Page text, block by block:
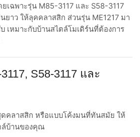
เฉพาะรุ่น M85-3117 และ S58-3117
าว ให้ลุคคลาสสิก ส่วนรุ่น ME1217 มา
เหมาะกับบ้านสไตล์โมเดิร์นที่ต้องการ
S58-3117 และ
ดคลาสสิก หรือแบบโค้งมนที่ทันสมัย ให้
ล์บ้านของคุณ